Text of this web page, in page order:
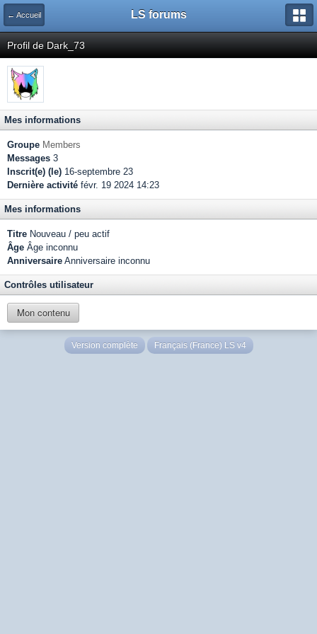
← Accueil LS forums
Profil de Dark_73
Mes informations
Groupe Members
Messages 3
Inscrit(e) (le) 16-septembre 23
Dernière activité févr. 19 2024 14:23
Mes informations
Titre Nouveau / peu actif
Âge Âge inconnu
Anniversaire Anniversaire inconnu
Contrôles utilisateur
Mon contenu
Version complète Français (France) LS v4